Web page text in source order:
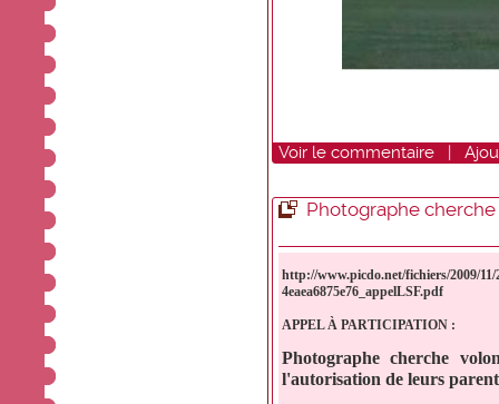
Voir le commentaire
Photographe
http://www.picdo.net/fichiers/2009/11/
4eaea6875e76_appelLSF.pdf
APPEL À PARTICIPATION :
Photographe cherche
l'autorisation de leurs